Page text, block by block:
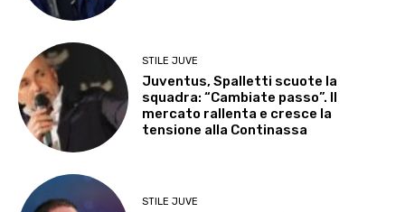
STILE JUVE
Juventus, Spalletti scuote la
squadra: “Cambiate passo”. Il
mercato rallenta e cresce la
tensione alla Continassa
STILE JUVE